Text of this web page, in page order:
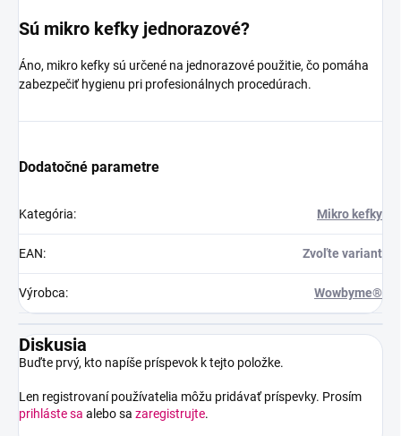
Sú mikro kefky jednorazové?
Áno, mikro kefky sú určené na jednorazové použitie, čo pomáha
zabezpečiť hygienu pri profesionálnych procedúrach.
Dodatočné parametre
Kategória: Mikro kefky
EAN: Zvoľte variant
Výrobca: Wowbyme®
Diskusia
Buďte prvý, kto napíše príspevok k tejto položke.
Len registrovaní používatelia môžu pridávať príspevky. Prosím
prihláste sa alebo sa zaregistrujte.